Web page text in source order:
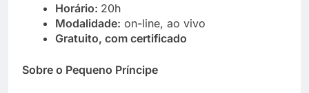
Horário: 20h
Modalidade: on-line, ao vivo
Gratuito, com certificado
Sobre o Pequeno Príncipe